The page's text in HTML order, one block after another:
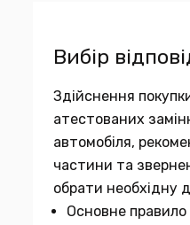
Вибір
Здійснення
атестованих
автомобіля,
частини та
обрати необхідну
Основне правило